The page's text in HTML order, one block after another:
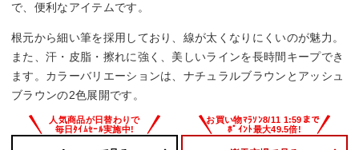
で、便利なアイテムです。
根元から細い筆を採用しており、線が太くなりにくいのが魅力。
また、汗・皮脂・擦れに強く、美しいラインを長時間キープでき
ます。カラーバリエーションは、ナチュラルブラウンとアッシュ
ブラウンの2色展開です。